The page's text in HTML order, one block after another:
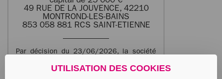
UTILISATION DES COOKIES
49 RUE DE LA JOUVENCE, 42210
MONTROND-LES-BAINS
853 058 881 RCS SAINT-ETIENNE
Par décision du 23/06/2026, la société
simplifiée unipersonnelle au capital de